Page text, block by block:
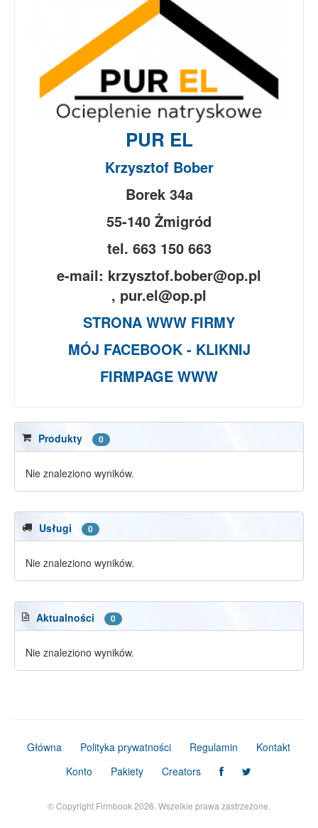
PUR EL
Krzysztof Bober
Borek 34a
55-140 Żmigród
tel. 663 150 663
e-mail: krzysztof.bober@op.pl
, pur.el@op.pl
STRONA WWW FIRMY
MÓJ FACEBOOK - KLIKNIJ
FIRMPAGE WWW
Produkty 0
Nie znaleziono wyników.
Usługi 0
Nie znaleziono wyników.
Aktualności 0
Nie znaleziono wyników.
Główna Polityka prywatności Regulamin
Kontakt
Konto
Pakiety Creators
© Copyright Firmbook 2026. Wszelkie prawa zastrzeżone.